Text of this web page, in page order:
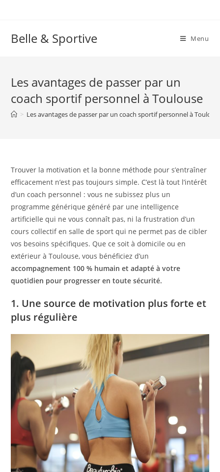
Belle & Sportive Menu
Les avantages de passer par un
coach sportif personnel à Toulouse
> Les avantages de passer par un coach sportif personnel à
Trouver la motivation et la bonne méthode pour s’entraîner
efficacement n’est pas toujours simple. C’est là tout l’intérêt
d’un coach personnel : vous ne subissez plus un
programme générique généré par une intelligence
artificielle qui ne vous connaît pas, ni la frustration d’un
cours collectif en salle de sport qui ne permet pas de cibler
vos besoins spécifiques. Que ce soit à domicile ou en
extérieur à Toulouse, vous bénéficiez d’un
accompagnement 100 % humain et adapté à votre
quotidien pour progresser en toute sécurité.
1. Une source de motivation plus forte et
plus régulière